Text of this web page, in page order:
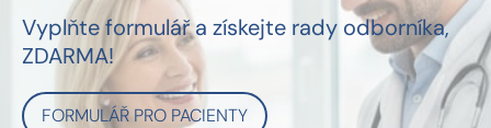
Vyplňte formulář a získejte rady odborníka,
ZDARMA!
FORMULÁŘ PRO PACIENTY